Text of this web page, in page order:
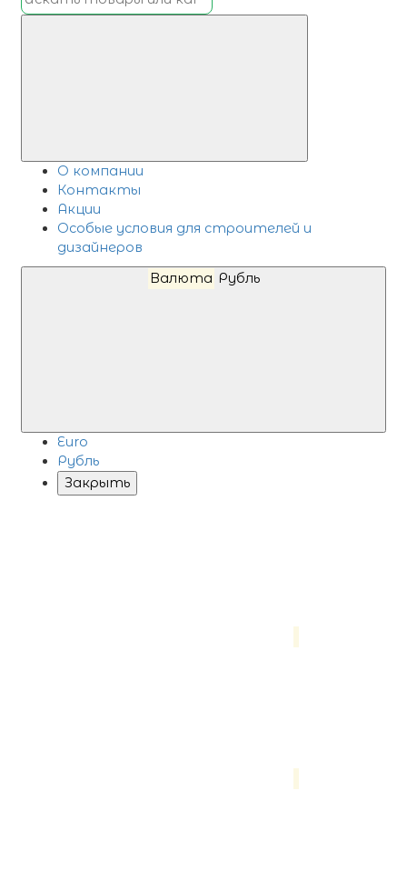
О компании
Контакты
Акции
Особые условия для строителей и
дизайнеров
Валюта Рубль
Euro
Рубль
Закрыть